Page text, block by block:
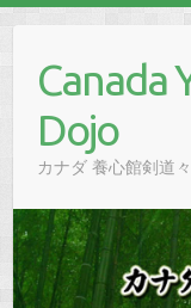
contentCanada
Dojo
カナダ 養心館剣道